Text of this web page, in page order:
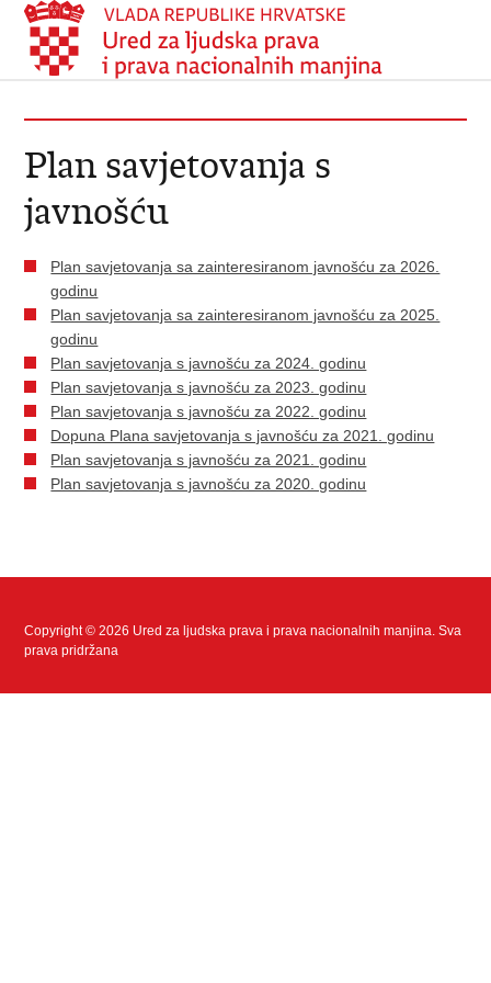
Plan savjetovanja s
javnošću
Plan savjetovanja sa zainteresiranom javnošću za 2026.
godinu
Plan savjetovanja sa zainteresiranom javnošću za 2025.
godinu
Plan savjetovanja s javnošću za 2024. godinu
Plan savjetovanja s javnošću za 2023. godinu
Plan savjetovanja s javnošću za 2022. godinu
Dopuna Plana savjetovanja s javnošću za 2021. godinu
Plan savjetovanja s javnošću za 2021. godinu​
Plan savjetovanja s javnošću za 2020. godinu
Copyright © 2026 Ured za ljudska prava i prava nacionalnih manjina. Sva
prava pridržana